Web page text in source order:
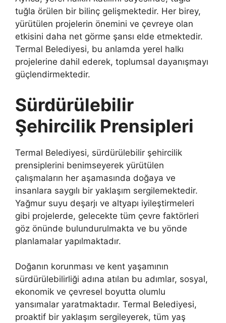
tuğla örülen bir bilinç gelişmektedir. Her birey,
yürütülen projelerin önemini ve çevreye olan
etkisini daha net görme şansı elde etmektedir.
Termal Belediyesi, bu anlamda yerel halkı
projelerine dahil ederek, toplumsal dayanışmayı
güçlendirmektedir.
Sürdürülebilir
Şehircilik Prensipleri
Termal Belediyesi, sürdürülebilir şehircilik
prensiplerini benimseyerek yürütülen
çalışmaların her aşamasında doğaya ve
insanlara saygılı bir yaklaşım sergilemektedir.
Yağmur suyu deşarjı ve altyapı iyileştirmeleri
gibi projelerde, gelecekte tüm çevre faktörleri
göz önünde bulundurulmakta ve bu yönde
planlamalar yapılmaktadır.
Doğanın korunması ve kent yaşamının
sürdürülebilirliği adına atılan bu adımlar, sosyal,
ekonomik ve çevresel boyutta olumlu
yansımalar yaratmaktadır. Termal Belediyesi,
proaktif bir yaklaşım sergileyerek, tüm yaş